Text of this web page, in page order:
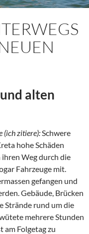
alten
(ich zitiere):Schwere
hohe Schäden
Weg durch die
Fahrzeuge mit.
gefangen und
Gebäude, Brücken
Strände rund um die
mehrere Stunden
am Folgetag zu